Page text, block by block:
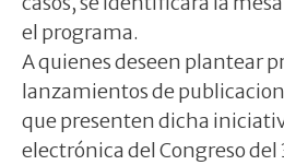
el programa.
A quienes deseen plantear
lanzamientos de
que presenten dicha
electrónica del Congreso del